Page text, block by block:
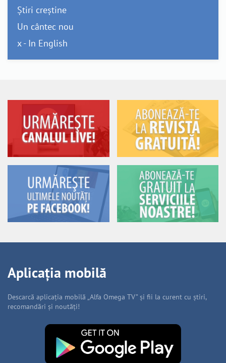
Știri creștine
Un cântec nou
x - In English
Aplicația mobilă
Descarcă aplicația mobilă „Alfa Omega TV” și fii la curent cu știri,
recomandări și noutăți!